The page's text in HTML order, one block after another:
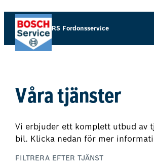
Hoppa
innehåll
RS Fordonsservice
Våra tjänster
Vi erbjuder ett komplett utbud av
bil. Klicka nedan för mer
FILTRERA EFTER TJÄNST